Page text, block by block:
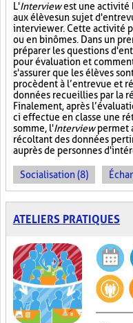
L'Interviewest une activité
aux élèves un sujet
interviewer. Cette activité
ou en binômes. Dans un
préparer les questions
pour évaluation et
s'assurer que les élèves
procèdent à l’entrevue et
données recueillies par la
Finalement, après
ci effectue en classe une
somme, l'Interviewpermet
récoltant des données
auprès de personnes
Socialisation (8)
ATELIERS PRATIQUES